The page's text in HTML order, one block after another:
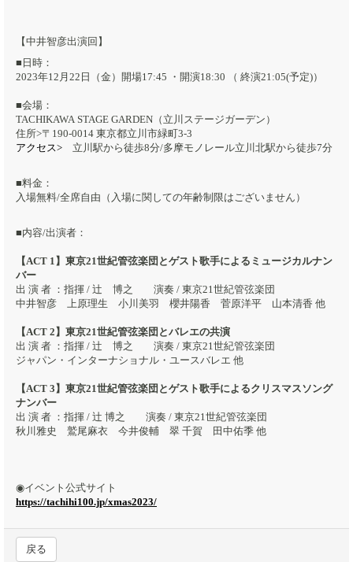
【中井智彦出演回】
■日時：
2023年12月22日（金）開場17:45 ・開演18:30 （ 終演21:05(予定)）
■会場：
TACHIKAWA STAGE GARDEN（立川ステージガーデン）
住所>〒190-0014 東京都立川市緑町3-3
アクセス> 立川駅から徒歩8分/多摩モノレール立川北駅から徒歩7分
■料金：
入場無料/全席自由（入場に関しての年齢制限はございません）
■内容/出演者：
【ACT 1】東京21世紀管弦楽団とゲスト歌手によるミュージカルナン
バー
出 演 者 ：指揮 / 辻 博之 演奏 / 東京21世紀管弦楽団
中井智彦 上原理生 小川美羽 櫻井陽香 菅原洋平 山本清香 他
【ACT 2】東京21世紀管弦楽団とバレエの共演
出 演 者 ：指揮 / 辻 博之 演奏 / 東京21世紀管弦楽団
ジャパン・インターナショナル・ユースバレエ 他
【ACT 3】東京21世紀管弦楽団とゲスト歌手によるクリスマスソング
ナンバー
出 演 者 ：指揮 / 辻 博之 演奏 / 東京21世紀管弦楽団
秋川雅史 鷲尾麻衣 今井俊輔 翠 千賀 田中佑季 他
◉イベント公式サイト
https://tachihi100.jp/xmas2023/
戻る